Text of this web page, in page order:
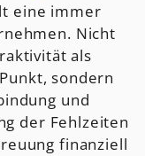
eine immer
Nicht
als
sondern
und
der Fehlzeiten
finanziell